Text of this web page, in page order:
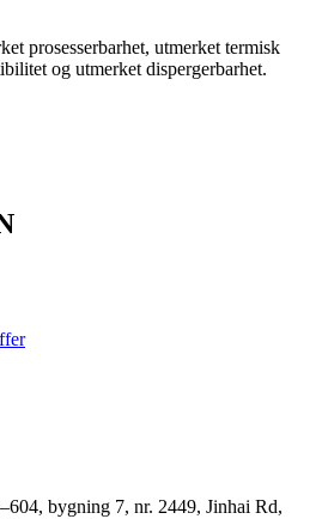
prosesserbarhet, utmerket termisk
og utmerket dispergerbarhet.
bygning 7, nr. 2449, Jinhai Rd,